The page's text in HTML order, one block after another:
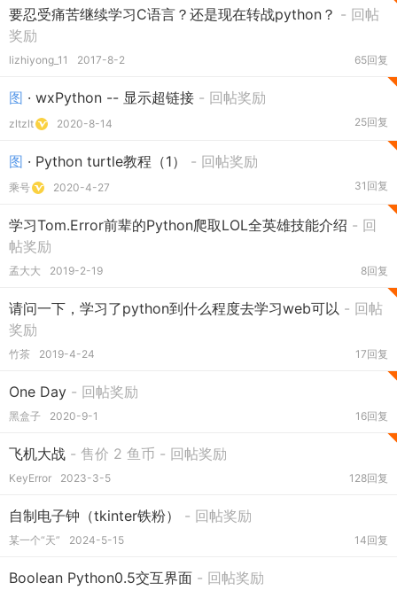
要忍受痛苦继续学习C语言？还是现在转战python？ - 回帖
奖励
lizhiyong_11 2017-8-2 65回复
图 · wxPython -- 显示超链接 - 回帖奖励
zltzlt 2020-8-14 25回复
图 · Python turtle教程（1） - 回帖奖励
乘号 2020-4-27 31回复
学习Tom.Error前辈的Python爬取LOL全英雄技能介绍 - 回
帖奖励
孟大大 2019-2-19 8回复
请问一下，学习了python到什么程度去学习web可以 - 回帖
奖励
竹茶 2019-4-24 17回复
One Day - 回帖奖励
黑盒子 2020-9-1 16回复
飞机大战 - 售价 2 鱼币 - 回帖奖励
KeyError 2023-3-5 128回复
自制电子钟（tkinter铁粉） - 回帖奖励
某一个“天” 2024-5-15 14回复
Boolean Python0.5交互界面 - 回帖奖励